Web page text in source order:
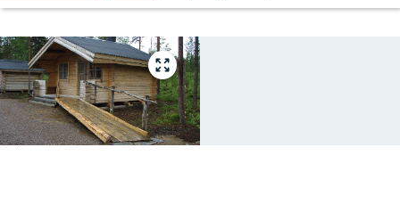
Gå
till
helskärmsläge